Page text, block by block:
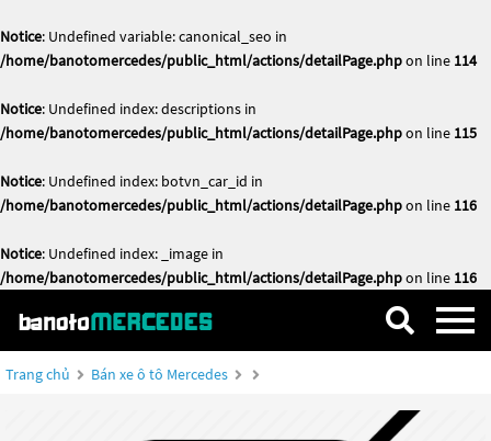
Notice: Undefined variable: canonical_seo in
/home/banotomercedes/public_html/actions/detailPage.phpon line 114
Notice: Undefined index: descriptions in
/home/banotomercedes/public_html/actions/detailPage.phpon line 115
Notice: Undefined index: botvn_car_id in
/home/banotomercedes/public_html/actions/detailPage.phpon line 116
Notice: Undefined index: _image in
/home/banotomercedes/public_html/actions/detailPage.phpon line 116
Trang chủ Bán xe ô tô Mercedes